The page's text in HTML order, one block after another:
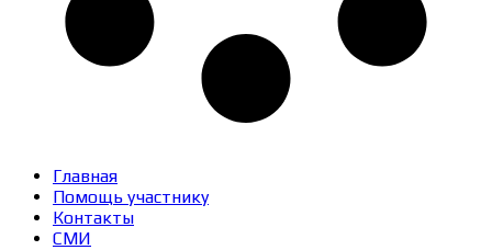
Главная
Помощь участнику
Контакты
СМИ